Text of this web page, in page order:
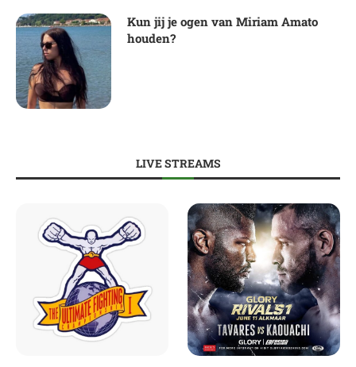
Kun jij je ogen van Miriam Amato
houden?
LIVE STREAMS